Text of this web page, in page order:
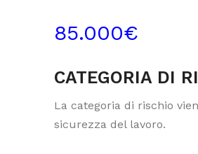
85.000€
CATEGORIA DI
La categoria di rischio
sicurezza del lavoro.